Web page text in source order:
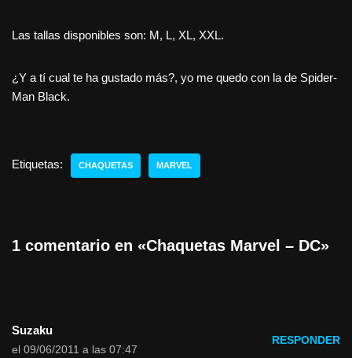
Las tallas disponibles son: M, L, XL, XXL.
¿Y a tí cual te ha gustado más?, yo me quedo con la de Spider-
Man Black.
Etiquetas: CHAQUETAS MARVEL
1 comentario en «Chaquetas Marvel – DC»
Suzaku
el 09/06/2011 a las 07:47
RESPONDER